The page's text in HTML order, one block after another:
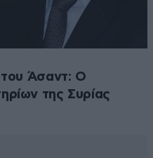
του Άσαντ: Ο
της Συρίας